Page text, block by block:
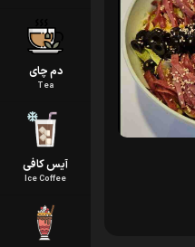
دم چای
Tea
آیس کافی
Ice Coffee